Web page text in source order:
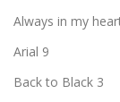
zwartzwart 1
Always in my
Arial 9
Back to Black 3